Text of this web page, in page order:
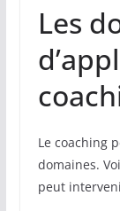
Les
Le coaching
domaines.
peut